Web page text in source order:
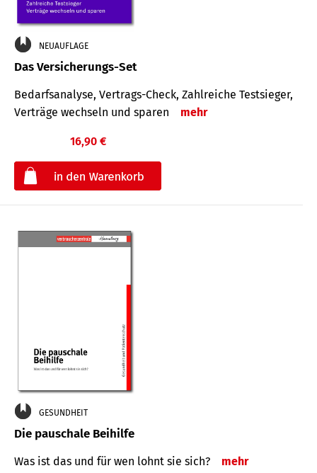
NEUAUFLAGE
Das Versicherungs-Set
Bedarfsanalyse, Vertrags-Check, Zahlreiche Testsieger,
Verträge wechseln und sparen
mehr
16,90 €
GESUNDHEIT
Die pauschale Beihilfe
Was ist das und für wen lohnt sie sich? mehr